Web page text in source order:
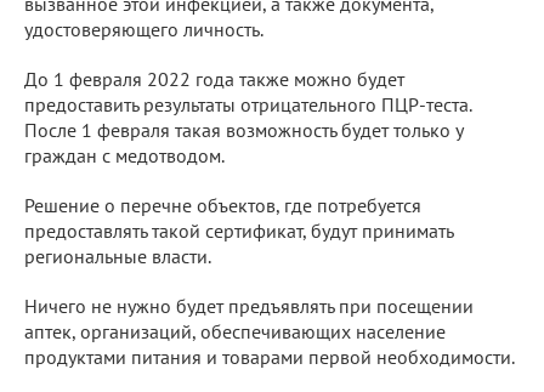
удостоверяющего личность.
До 1 февраля 2022 года также можно будет
предоставить результаты отрицательного ПЦР-теста.
После 1 февраля такая возможность будет только у
граждан с медотводом.
Решение о перечне объектов, где потребуется
предоставлять такой сертификат, будут принимать
региональные власти.
Ничего не нужно будет предъявлять при посещении
аптек, организаций, обеспечивающих население
продуктами питания и товарами первой необходимости.